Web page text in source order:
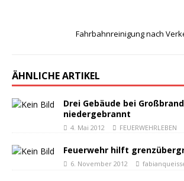
Fahrbahnreinigung nach
ÄHNLICHE ARTIKEL
Drei Gebäude bei
niedergebrannt
4. Mai 2012 FEUERWEHRLEBEN
Feuerwehr hilft
6. November 2012